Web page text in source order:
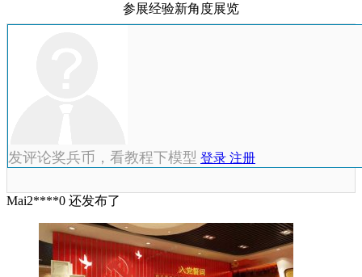
参展经验新角度展览
发评论奖兵币，看教程下模型 登录 注册
Mai2****0 还发布了